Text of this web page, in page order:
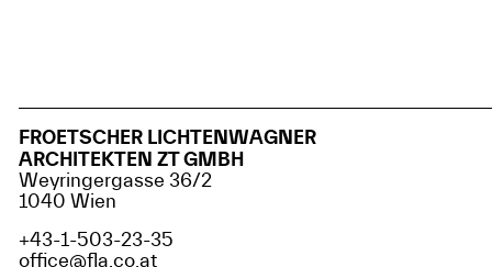
FROETSCHER LICHTENWAGNER
ARCHITEKTEN ZT GMBH
Weyringergasse 36/2
1040 Wien
+43-1-503-23-35
office@fla.co.at